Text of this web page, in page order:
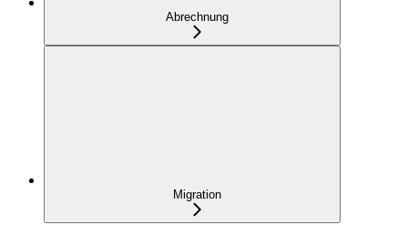
Abrechnung
Migration